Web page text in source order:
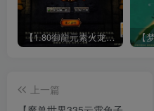
【1.80御龍元素火龙[摸摸登陆器]】战神引擎WIN服务端+GM工具+充值后台+双端+架设教程
上一篇